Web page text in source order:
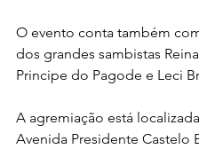
O evento conta também
dos grandes sambistas
Principe do Pagode e Leci
A agremiação está
Avenida Presidente Castelo